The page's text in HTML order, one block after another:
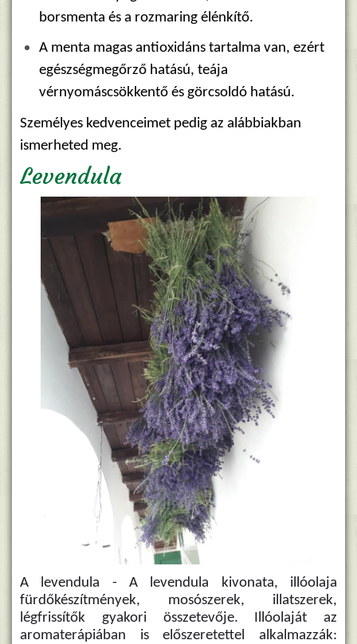
borsmenta és a rozmaring élénkítő.
A menta magas antioxidáns tartalma van, ezért
egészségmegőrző hatású, teája
vérnyomáscsökkentő és görcsoldó hatású.
Személyes kedvenceimet pedig az alábbiakban
ismerheted meg.
Levendula
A levendula - A levendula kivonata, illóolaja
fürdőkészítmények, mosószerek, illatszerek,
légfrissítők gyakori összetevője. Illóolaját az
aromaterápiában is előszeretettel alkalmazzák: